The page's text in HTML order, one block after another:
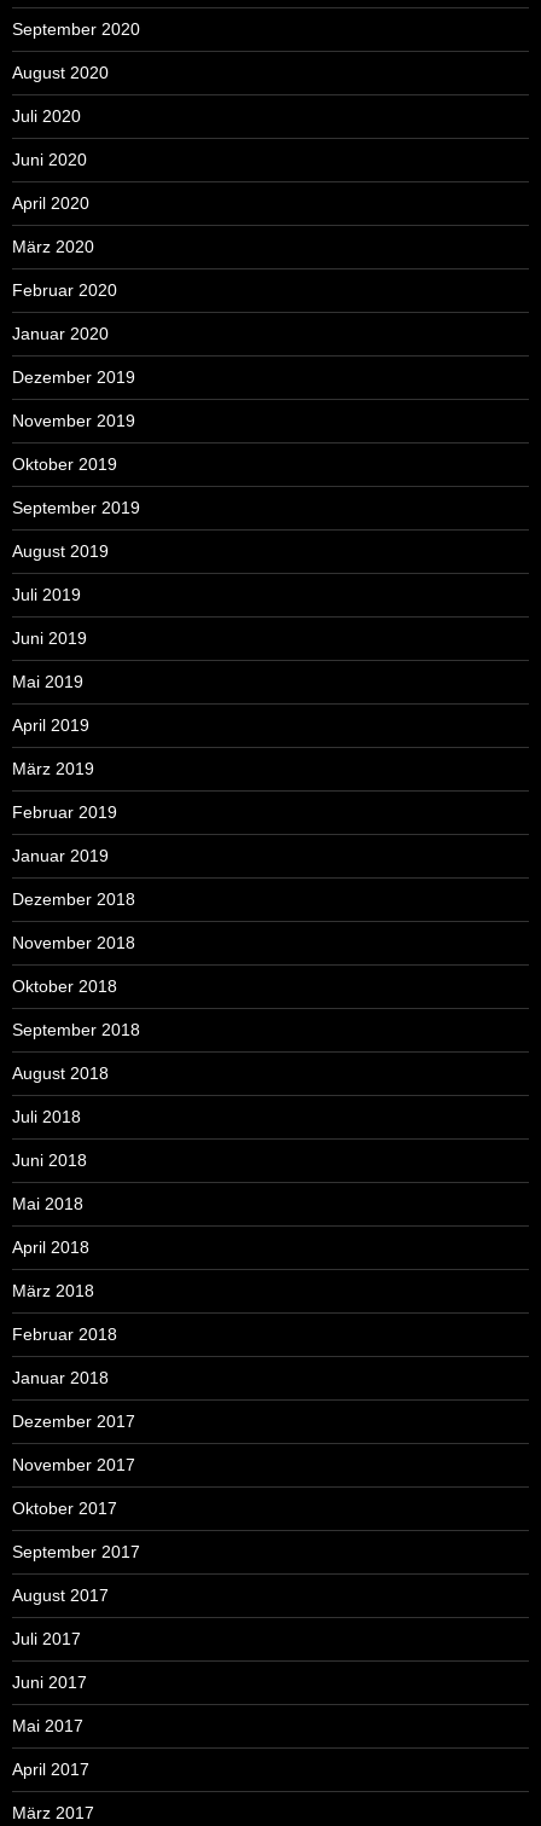
September 2020
August 2020
Juli 2020
Juni 2020
April 2020
März 2020
Februar 2020
Januar 2020
Dezember 2019
November 2019
Oktober 2019
September 2019
August 2019
Juli 2019
Juni 2019
Mai 2019
April 2019
März 2019
Februar 2019
Januar 2019
Dezember 2018
November 2018
Oktober 2018
September 2018
August 2018
Juli 2018
Juni 2018
Mai 2018
April 2018
März 2018
Februar 2018
Januar 2018
Dezember 2017
November 2017
Oktober 2017
September 2017
August 2017
Juli 2017
Juni 2017
Mai 2017
April 2017
März 2017